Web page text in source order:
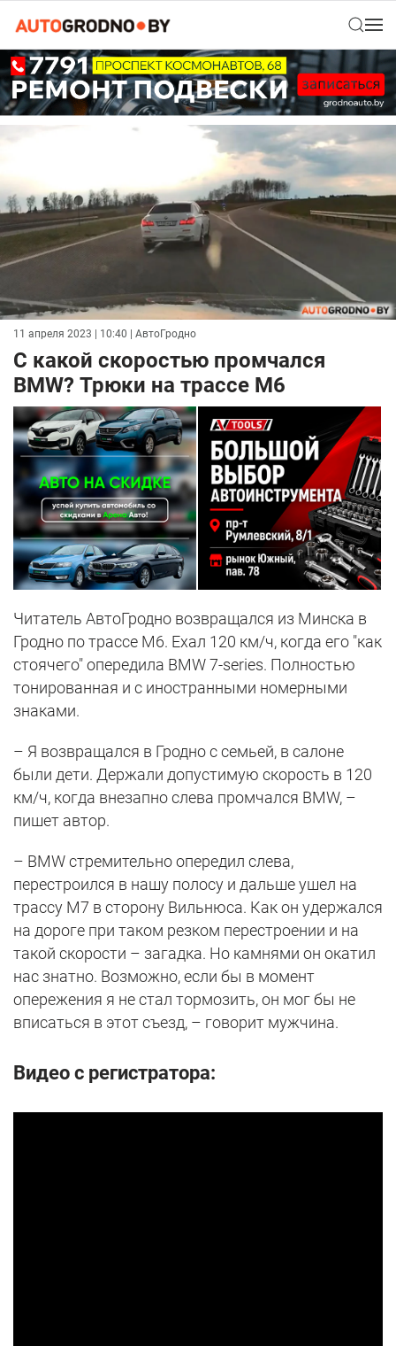
11 апреля 2023 | 10:40 | АвтоГродно
С какой скоростью промчался
BMW? Трюки на трассе М6
Читатель АвтоГродно возвращался из Минска в
Гродно по трассе М6. Ехал 120 км/ч, когда его "как
стоячего" опередила BMW 7-series. Полностью
тонированная и с иностранными номерными
знаками.
– Я возвращался в Гродно с семьей, в салоне
были дети. Держали допустимую скорость в 120
км/ч, когда внезапно слева промчался BMW, –
пишет автор.
– BMW стремительно опередил слева,
перестроился в нашу полосу и дальше ушел на
трассу М7 в сторону Вильнюса. Как он удержался
на дороге при таком резком перестроении и на
такой скорости – загадка. Но камнями он окатил
нас знатно. Возможно, если бы в момент
опережения я не стал тормозить, он мог бы не
вписаться в этот съезд, – говорит мужчина.
Видео с регистратора: